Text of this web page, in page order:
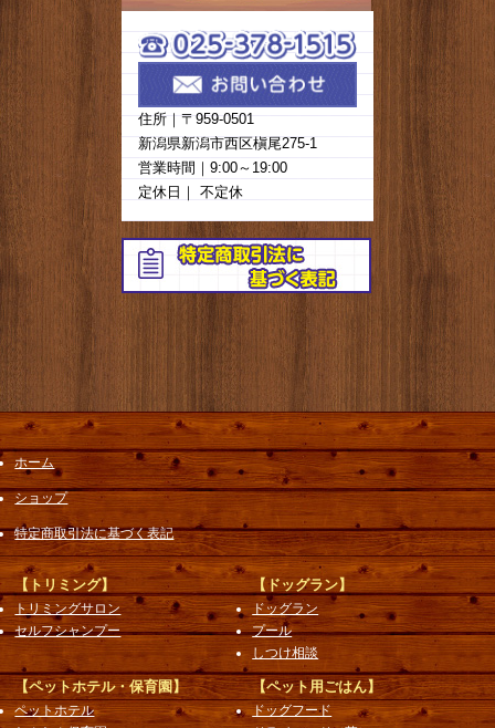
住所｜〒959-0501
新潟県新潟市西区槇尾275-1
営業時間｜9:00～19:00
定休日｜ 不定休
ホーム
ショップ
特定商取引法に基づく表記
【トリミング】
トリミングサロン
セルフシャンプー
【ドッグラン】
ドッグラン
プール
しつけ相談
【ペットホテル・保育園】
ペットホテル
【ペット用ごはん】
ドッグフード